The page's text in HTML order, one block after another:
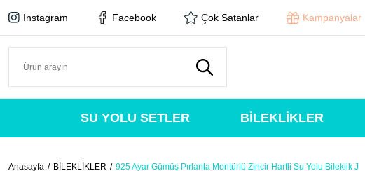
Instagram Facebook Çok Satanlar Kampanyalar
SU YOLU SETLER BİLEKLİKLER
Anasayfa BİLEKLİKLER 925 Ayar Gümüş Pırlanta Montürlü Zincir Harfli Su Yolu Bileklik J